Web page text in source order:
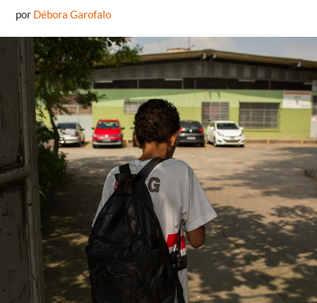
por Débora Garofalo